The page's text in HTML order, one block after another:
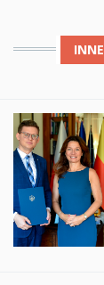
INNE